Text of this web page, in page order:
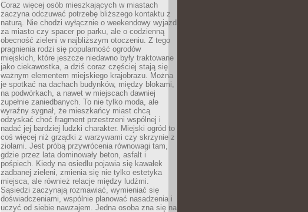
Coraz więcej osób mieszkających w miastach
zaczyna odczuwać potrzebę bliższego kontaktu z
naturą. Nie chodzi wyłącznie o weekendowy wyjazd
za miasto czy spacer po parku, ale o codzienną
obecność zieleni w najbliższym otoczeniu. Z tego
pragnienia rodzi się popularność ogrodów
miejskich, które jeszcze niedawno były traktowane
jako ciekawostka, a dziś coraz częściej stają się
ważnym elementem miejskiego krajobrazu. Można
je spotkać na dachach budynków, między blokami,
na podwórkach, a nawet w miejscach dawniej
zupełnie zaniedbanych. To nie tylko moda, ale
wyraźny sygnał, że mieszkańcy miast chcą
odzyskać choć fragment przestrzeni wspólnej i
nadać jej bardziej ludzki charakter. Miejski ogród to
coś więcej niż grządki z warzywami czy skrzynie z
ziołami. Jest próbą przywrócenia równowagi tam,
gdzie przez lata dominowały beton, asfalt i
pośpiech. Kiedy na osiedlu pojawia się kawałek
zadbanej zieleni, zmienia się nie tylko estetyka
miejsca, ale również relacje między ludźmi.
Sąsiedzi zaczynają rozmawiać, wymieniać się
doświadczeniami, wspólnie planować nasadzenia i
uczyć od siebie nawzajem. Jedna osoba zna się na